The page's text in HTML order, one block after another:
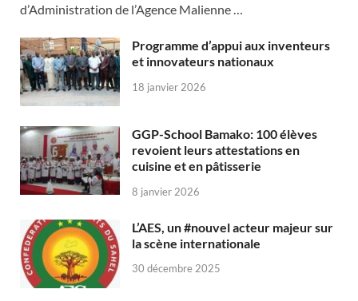
d’Administration de l’Agence Malienne …
Programme d’appui aux inventeurs
et innovateurs nationaux
18 janvier 2026
GGP-School Bamako: 100 élèves
revoient leurs attestations en
cuisine et en pâtisserie
8 janvier 2026
L’AES, un #nouvel acteur majeur sur
la scène internationale
30 décembre 2025